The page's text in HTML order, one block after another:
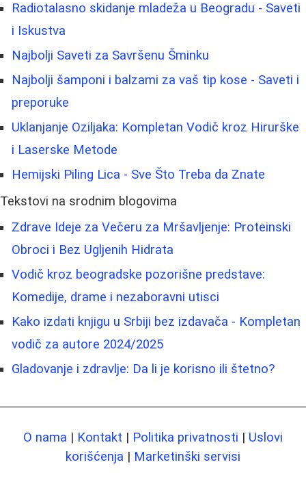
Radiotalasno skidanje mladeža u Beogradu - Saveti
i Iskustva
Najbolji Saveti za Savršenu Šminku
Najbolji šamponi i balzami za vaš tip kose - Saveti i
preporuke
Uklanjanje Oziljaka: Kompletan Vodič kroz Hirurške
i Laserske Metode
Hemijski Piling Lica - Sve Što Treba da Znate
Tekstovi na srodnim blogovima
Zdrave Ideje za Večeru za Mršavljenje: Proteinski
Obroci i Bez Ugljenih Hidrata
Vodič kroz beogradske pozorišne predstave:
Komedije, drame i nezaboravni utisci
Kako izdati knjigu u Srbiji bez izdavača - Kompletan
vodič za autore 2024/2025
Gladovanje i zdravlje: Da li je korisno ili štetno?
O nama | Kontakt | Politika privatnosti | Uslovi
korišćenja | Marketinški servisi